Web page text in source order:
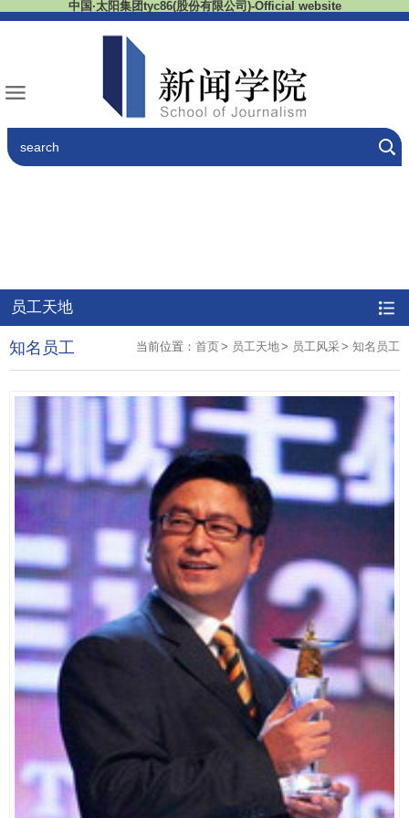
中国·太阳集团tyc86(股份有限公司)-Official website
员工天地
当前位置： 首页> 员工天地> 员工风采> 知名员工
知名员工